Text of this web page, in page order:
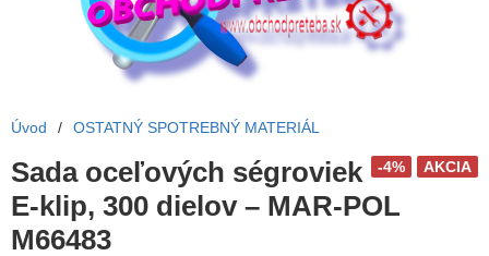
Úvod / OSTATNÝ SPOTREBNÝ MATERIÁL
AKCIA
-4%
Sada oceľových ségroviek
E-klip, 300 dielov – MAR-POL
M66483